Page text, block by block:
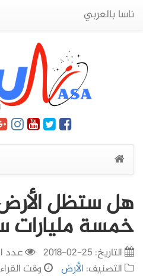
ناسا بالعربي
هل ستظل
خمسة مليارات
التاريخ: 25-02-2018
عدد
التصنيف: الأرض وقت القراءة: 2 دقيقة, 3